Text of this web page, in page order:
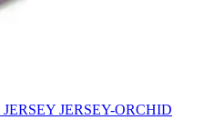
JERSEY JERSEY-ORCHID